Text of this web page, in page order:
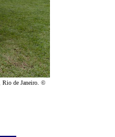
Rio de Janeiro. ©